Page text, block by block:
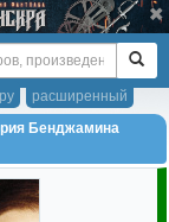
расширенный
Бенджамина